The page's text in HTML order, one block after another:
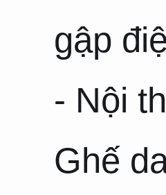
gập
- Nội
Ghế